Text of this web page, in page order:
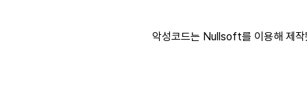
악성코드는 Nullsoft를 이용해 제